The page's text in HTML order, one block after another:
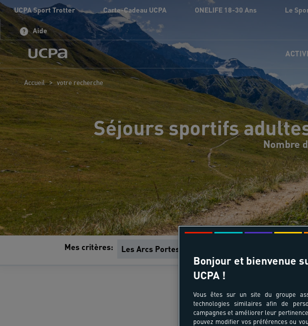
UCPA Sport Trotter Carte-Cadeau UCPA ONELIFE 18-30 Ans Le
Aide
Accueil > votre recherche
Séjours sportifs
Nombre
Mes critères: Les Arcs Portes de la Vanoise
Bonjour et bienvenue
UCPA !
Vous êtes sur un site du groupe
technologies similaires afin de
campagnes et améliorer leur
pouvez modifier vos préférences ou